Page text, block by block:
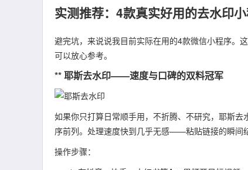
实测推荐：4款真实好用的去水印
避完坑，来说说我目前实际在用的4款微信小程序。
可以放心参考。
** 耶斯去水印——速度与口碑的双料冠军
如果你只打算日常顺手用，不折腾、不研究，耶斯
序前列。处理速度快到几乎无感——粘贴链接的瞬间
操作步骤：